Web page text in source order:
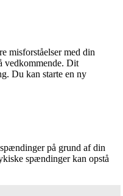
misforståelser med din
vedkommende. Dit
Du kan starte en ny
på grund af din
spændinger kan opstå